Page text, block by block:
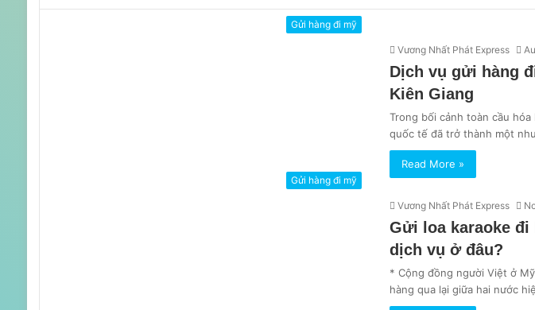
Gửi hàng đi mỹ
Vương Nhất Phát Express
Dịch vụ gửi hàng
Kiên Giang
Trong bối cảnh toàn cầu
quốc tế đã trở thành một
Read More »
Gửi hàng đi mỹ
Vương Nhất Phát Express
Gửi loa karaoke đi
dịch vụ ở đâu?
* Cộng đồng người Việt ở
hàng qua lại giữa hai nước